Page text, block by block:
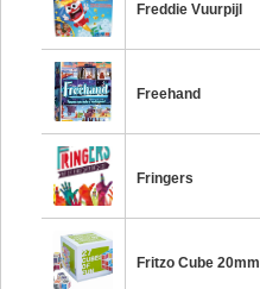
Freddie Vuurpijl
Freehand
Fringers
Fritzo Cube 20mm